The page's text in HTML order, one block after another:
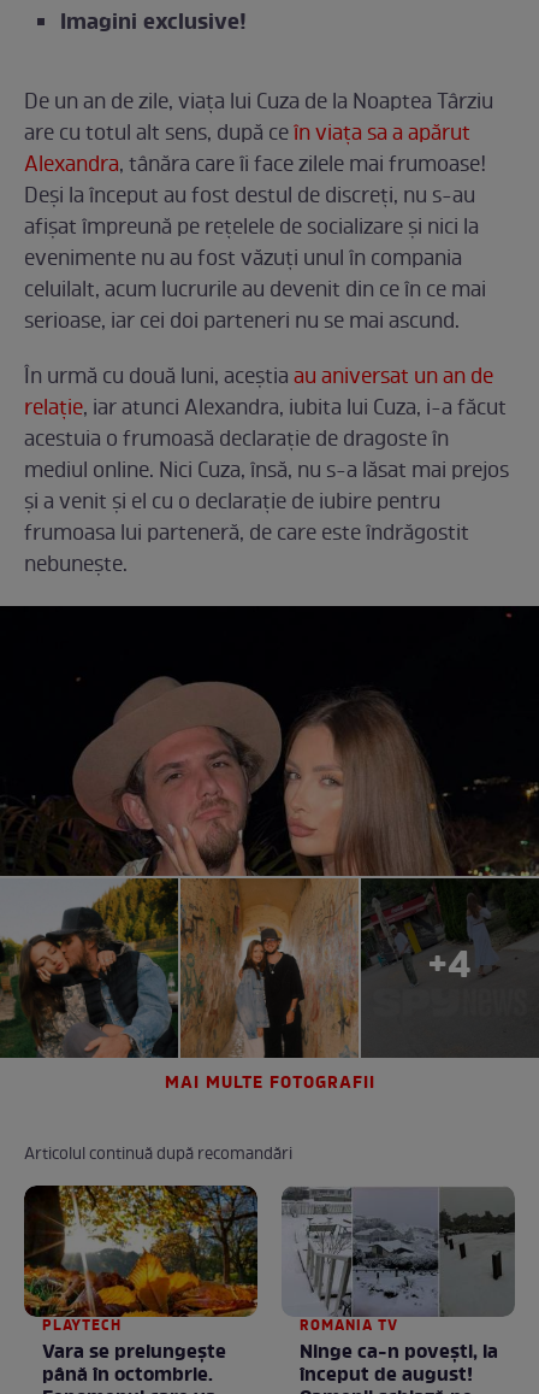
Imagini exclusive!
De un an de zile, viața lui Cuza de la Noaptea Târziu
are cu totul alt sens, după ceîn viața sa a apărut
Alexandra, tânăra care îi face zilele mai frumoase!
Deși la început au fost destul de discreți, nu s-au
afișat împreună pe rețelele de socializare și nici la
evenimente nu au fost văzuți unul în compania
celuilalt, acum lucrurile au devenit din ce în ce mai
serioase, iar cei doi parteneri nu se mai ascund.
În urmă cu două luni, aceștiaau aniversat un an de
relație, iar atunci Alexandra, iubita lui Cuza, i-a făcut
acestuia o frumoasă declarație de dragoste în
mediul online. Nici Cuza, însă, nu s-a lăsat mai prejos
și a venit și el cu o declarație de iubire pentru
frumoasa lui parteneră, de care este îndrăgostit
nebunește.
+4
MAI MULTE FOTOGRAFII
Articolul continuă după recomandări
PLAYTECH
Vara se prelungeşte
până în octombrie.
ROMANIA TV
Ninge ca-n povești, la
început de august!